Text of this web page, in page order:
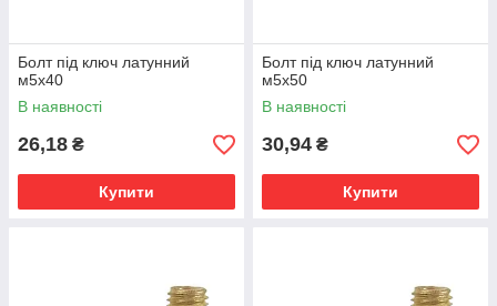
Болт під ключ латунний
м5х40
В наявності
26,18 ₴
Купити
Болт під ключ латунний
м5х50
В наявності
30,94 ₴
Купити